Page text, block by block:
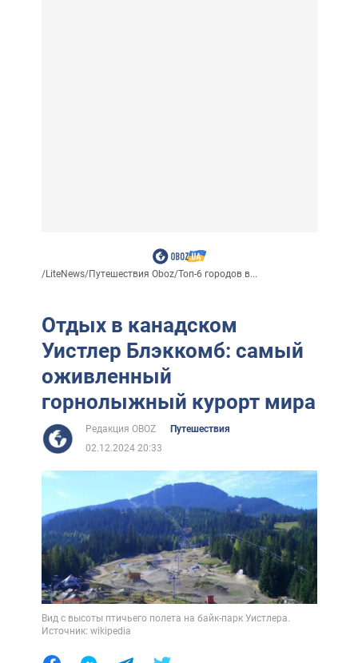
/LiteNews/Путешествия Oboz/Топ-6 городов в...
Отдых в канадском
Уистлер Блэккомб: самый
оживленный
горнолыжный курорт мира
Редакция OBOZ
Путешествия
02.12.2024 20:33
Вид с высоты птичьего полета на байк-парк Уистлера.
Источник: wikipedia